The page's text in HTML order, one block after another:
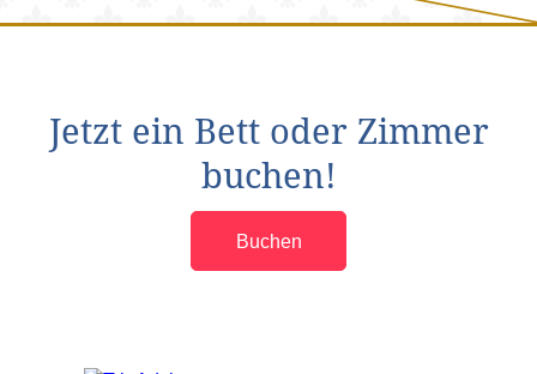
Jetzt ein Bett oder Zimmer
buchen!
Buchen